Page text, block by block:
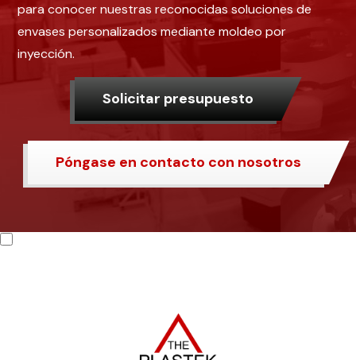
para conocer nuestras reconocidas soluciones de
envases personalizados mediante moldeo por
inyección.
Solicitar presupuesto
Póngase en contacto con nosotros